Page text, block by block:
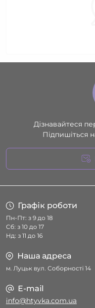
Дізнавайтеся
Підпишіться
Графік роботи
Пн-Пт: з 9 до 18
Сб: з 10 до 17
Нд: з 11 до 16
Наша адреса
м. Луцьк вул. Соборності 14
E-mail
info@htyvka.com.ua